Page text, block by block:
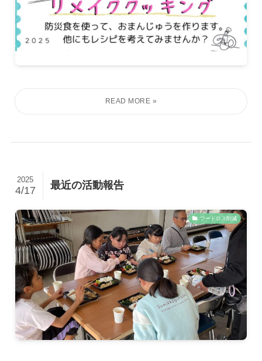
最近の活動報告
2025
4/17
フードロス削減